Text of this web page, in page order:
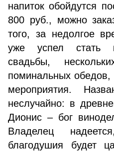
напиток обойдутся
800 руб., можно
того, за недолгое
уже успел стать
свадьбы,
поминальных обедов,
мероприятия.
неслучайно: в
Дионис – бог
Владелец
благодушия будет